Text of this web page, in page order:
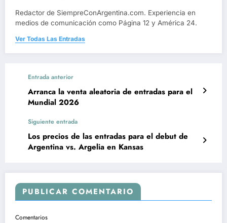
Redactor de SiempreConArgentina.com. Experiencia en
medios de comunicación como Página 12 y América 24.
Ver Todas Las Entradas
Entrada anterior
Arranca la venta aleatoria de entradas para el
Mundial 2026
Siguiente entrada
Los precios de las entradas para el debut de
Argentina vs. Argelia en Kansas
PUBLICAR COMENTARIO
Comentarios